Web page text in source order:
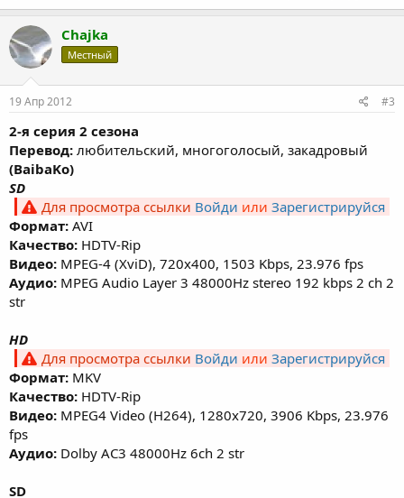
Chajka
Местный
19 Апр 2012 #3
2-я серия 2 сезона
Перевод: любительский, многоголосый, закадровый
(BaibaKo)
SD
Для просмотра ссылки Войди или Зарегистрируйся
Формат: AVI
Качество: HDTV-Rip
Видео: MPEG-4 (XviD), 720х400, 1503 Kbps, 23.976 fps
Аудио: MPEG Audio Layer 3 48000Hz stereo 192 kbps 2 ch 2
str
HD
Для просмотра ссылки Войди или Зарегистрируйся
Формат: MKV
Качество: HDTV-Rip
Видео: MPEG4 Video (H264), 1280x720, 3906 Kbps, 23.976
fps
Аудио: Dolby AC3 48000Hz 6ch 2 str
SD